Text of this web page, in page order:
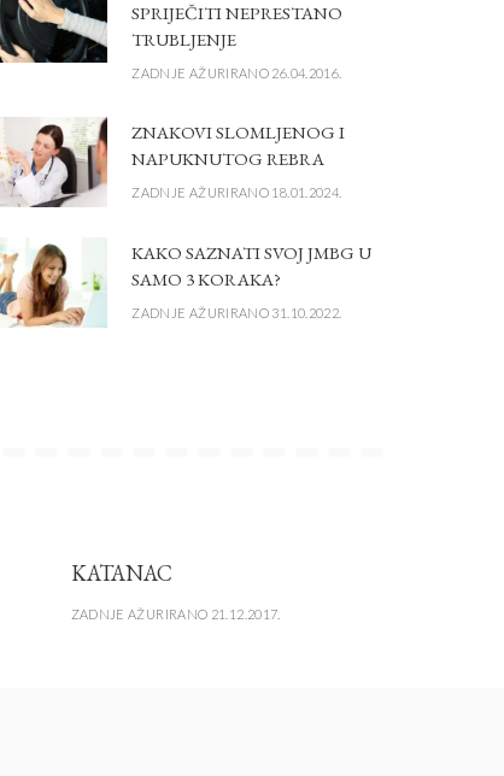
SPRIJEČITI NEPRESTANO
TRUBLJENJE
ZADNJE AŽURIRANO 26.04.2016.
ZNAKOVI SLOMLJENOG I
NAPUKNUTOG REBRA
ZADNJE AŽURIRANO 18.01.2024.
KAKO SAZNATI SVOJ JMBG U
SAMO 3 KORAKA?
ZADNJE AŽURIRANO 31.10.2022.
KATANAC
ZADNJE AŽURIRANO 21.12.2017.